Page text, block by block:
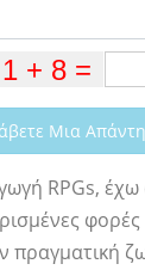
Μια
RPGs, έχω
πραγματική